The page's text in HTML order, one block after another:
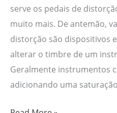
serve os pedais de
muito mais. De antemão,
distorção são dispositivos
alterar o timbre de um
Geralmente instrumentos
adicionando uma